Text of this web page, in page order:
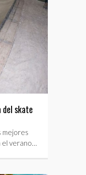
del skate
mejores
verano…